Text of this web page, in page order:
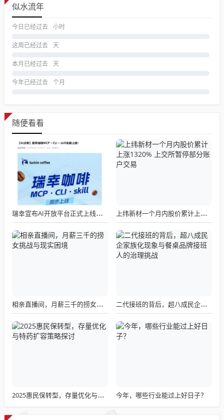
似水流年
今日已经过去 小时
这周已经过去 天
本月已经过去 天
今年已经过去 个月
随便看看
瑞幸宣布AI开放平台正式上线，我们点了一杯试了试 上纬新材一个月内股价累计上涨1320% 上交所暂停部分账户交易
相亲直播间，月薪三千的捞女挑战与现实困境 二代接班的背后，超八成民企家族化现象与餐桌品牌接班人的治理挑战
2025惠民保转型，存量优化与特药扩容策略探讨 今年，哪些行业能过上好日子？